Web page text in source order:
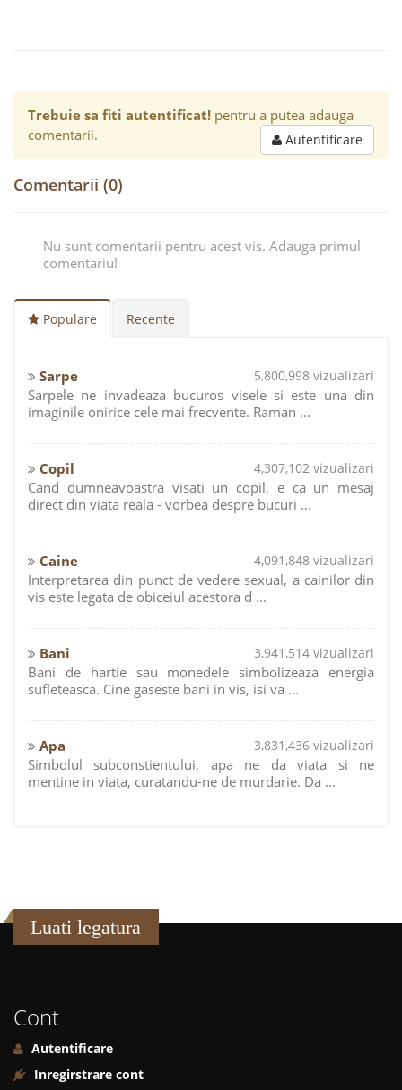
Trebuie sa fiti autentificat! pentru a putea adauga
comentarii.
Autentificare
Comentarii (0)
Nu sunt comentarii pentru acest vis. Adauga primul
comentariu!
Populare Recente
Sarpe 5,800,998 vizualizari
Sarpele ne invadeaza bucuros visele si este una din
imaginile onirice cele mai frecvente. Raman ...
Copil 4,307,102 vizualizari
Cand dumneavoastra visati un copil, e ca un mesaj
direct din viata reala - vorbea despre bucuri ...
Caine 4,091,848 vizualizari
Interpretarea din punct de vedere sexual, a cainilor din
vis este legata de obiceiul acestora d ...
Bani 3,941,514 vizualizari
Bani de hartie sau monedele simbolizeaza energia
sufleteasca. Cine gaseste bani in vis, isi va ...
Apa 3,831,436 vizualizari
Simbolul subconstientului, apa ne da viata si ne
mentine in viata, curatandu-ne de murdarie. Da ...
Luati legatura
Cont
Autentificare
Inregirstrare cont